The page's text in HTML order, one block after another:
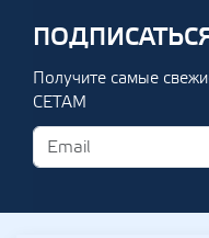
Получите самые
СЕТАМ